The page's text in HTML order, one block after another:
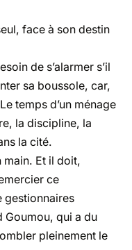
face à son destin
de s’alarmer s’il
sa boussole, car,
temps d’un ménage
la discipline, la
la cité.
main. Et il doit,
ce
gestionnaires
Goumou, qui a du
pleinement le